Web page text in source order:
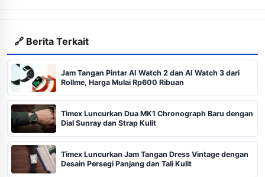
🔗 Berita Terkait
Jam Tangan Pintar AI Watch 2 dan AI Watch 3 dari
Rollme, Harga Mulai Rp600 Ribuan
Timex Luncurkan Dua MK1 Chronograph Baru dengan
Dial Sunray dan Strap Kulit
Timex Luncurkan Jam Tangan Dress Vintage dengan
Desain Persegi Panjang dan Tali Kulit